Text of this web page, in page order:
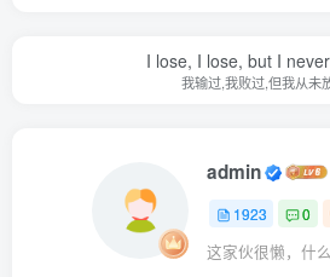
I lose, I lose, but I
我输过,我败过,但我从未
admin
1923 0
这家伙很懒，什